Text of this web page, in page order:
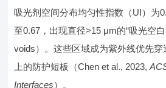
吸光剂空间分布均匀性指数（UI）为
至0.67，出现直径>15 μm的“吸光空
voids）。这些区域成为紫外线优先
上的防护短板（Chen et al., 2023,
Interfaces）。